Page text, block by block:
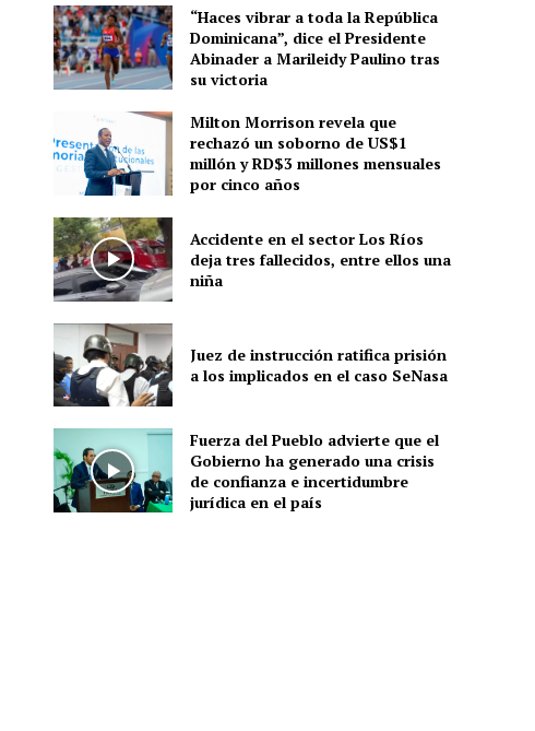
“Haces vibrar a toda la República
Dominicana”, dice el Presidente
Abinader a Marileidy Paulino tras
su victoria
Milton Morrison revela que
rechazó un soborno de US$1
millón y RD$3 millones mensuales
por cinco años
Accidente en el sector Los Ríos
deja tres fallecidos, entre ellos una
niña
Juez de instrucción ratifica prisión
a los implicados en el caso SeNasa
Fuerza del Pueblo advierte que el
Gobierno ha generado una crisis
de confianza e incertidumbre
jurídica en el país